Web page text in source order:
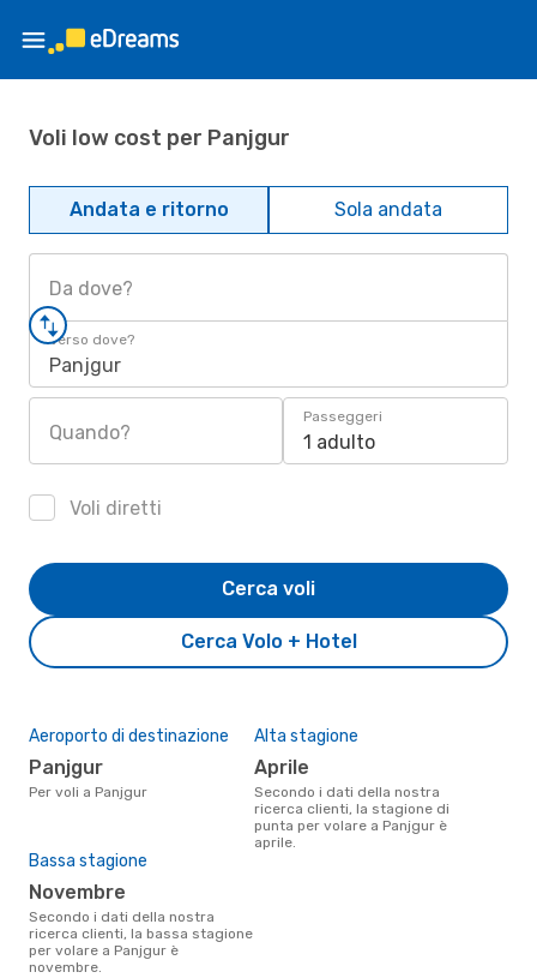
Voli low cost per Panjgur
Andata e ritorno Sola andata
Da dove?
Verso dove?
Panjgur
Quando?
Passeggeri
1 adulto
Voli diretti
Cerca Volo + Hotel
Cerca voli
Aeroporto di destinazione
Panjgur
Per voli a Panjgur
Alta stagione
aprile
Secondo i dati della nostra
ricerca clienti, la stagione di
punta per volare a Panjgur è
aprile.
Bassa stagione
novembre
Secondo i dati della nostra
ricerca clienti, la bassa stagione
per volare a Panjgur è
novembre.